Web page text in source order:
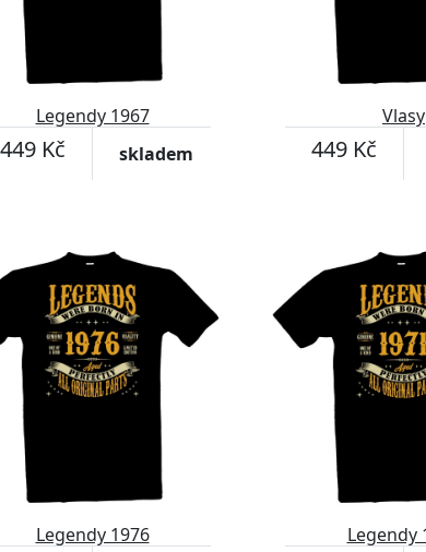
Legendy 1967
449 Kč skladem
Vlasy
449 Kč
Legendy 1976 Legendy